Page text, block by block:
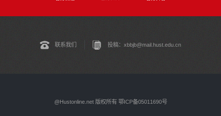
联系我们 投稿：xbbjb@mail.hust.edu.cn
@Hustonline.net 版权所有 鄂ICP备05011690号